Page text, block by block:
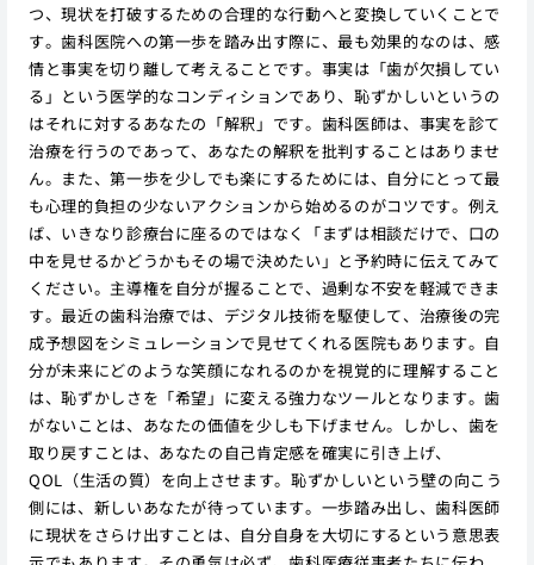
つ、現状を打破するための合理的な行動へと変換していくことで
す。歯科医院への第一歩を踏み出す際に、最も効果的なのは、感
情と事実を切り離して考えることです。事実は「歯が欠損してい
る」という医学的なコンディションであり、恥ずかしいというの
はそれに対するあなたの「解釈」です。歯科医師は、事実を診て
治療を行うのであって、あなたの解釈を批判することはありませ
ん。また、第一歩を少しでも楽にするためには、自分にとって最
も心理的負担の少ないアクションから始めるのがコツです。例え
ば、いきなり診療台に座るのではなく「まずは相談だけで、口の
中を見せるかどうかもその場で決めたい」と予約時に伝えてみて
ください。主導権を自分が握ることで、過剰な不安を軽減できま
す。最近の歯科治療では、デジタル技術を駆使して、治療後の完
成予想図をシミュレーションで見せてくれる医院もあります。自
分が未来にどのような笑顔になれるのかを視覚的に理解すること
は、恥ずかしさを「希望」に変える強力なツールとなります。歯
がないことは、あなたの価値を少しも下げません。しかし、歯を
取り戻すことは、あなたの自己肯定感を確実に引き上げ、
QOL（生活の質）を向上させます。恥ずかしいという壁の向こう
側には、新しいあなたが待っています。一歩踏み出し、歯科医師
に現状をさらけ出すことは、自分自身を大切にするという意思表